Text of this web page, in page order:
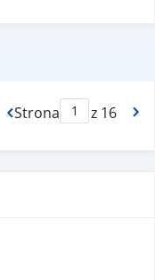
Strona
Max Stronaz 16